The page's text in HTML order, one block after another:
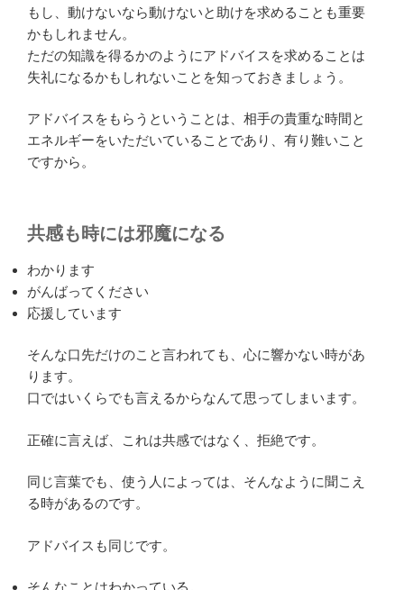
もし、動けないなら動けないと助けを求めることも重要
かもしれません。
ただの知識を得るかのようにアドバイスを求めることは
失礼になるかもしれないことを知っておきましょう。
アドバイスをもらうということは、相手の貴重な時間と
エネルギーをいただいていることであり、有り難いこと
ですから。
共感も時には邪魔になる
わかります
がんばってください
応援しています
そんな口先だけのこと言われても、心に響かない時があ
ります。
口ではいくらでも言えるからなんて思ってしまいます。
正確に言えば、これは共感ではなく、拒絶です。
同じ言葉でも、使う人によっては、そんなように聞こえ
る時があるのです。
アドバイスも同じです。